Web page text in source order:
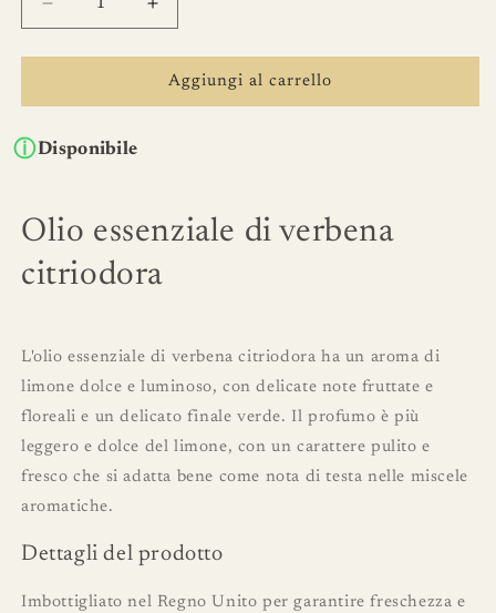
Diminuisci
quantità
per
essenziale
verbena
ml
Aumenta
quantità
per
Olio
essenziale
ml
Aggiungi al carrello
Disponibile
Olio essenziale di verbena
citriodora
L'olio essenziale di verbena citriodora ha un aroma di
limone dolce e luminoso, con delicate note fruttate e
floreali e un delicato finale verde. Il profumo è più
leggero e dolce del limone, con un carattere pulito e
fresco che si adatta bene come nota di testa nelle miscele
aromatiche.
Dettagli del prodotto
Imbottigliato nel Regno Unito per garantire freschezza e